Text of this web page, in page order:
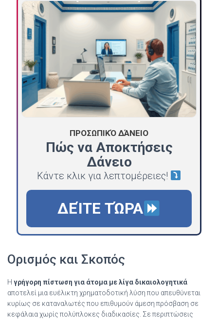
ΠΡΟΣΩΠΙΚΌ ΔΆΝΕΙΟ
Πώς να Αποκτήσεις
Δάνειο
Κάντε κλικ για λεπτομέρειες!
ΔΕΊΤΕ ΤΏΡΑ
Ορισμός και Σκοπός
Η γρήγορη πίστωση για άτομα με λίγα δικαιολογητικά
αποτελεί μια ευέλικτη χρηματοδοτική λύση που απευθύνεται
κυρίως σε καταναλωτές που επιθυμούν άμεση πρόσβαση σε
κεφάλαια χωρίς πολύπλοκες διαδικασίες. Σε περιπτώσεις